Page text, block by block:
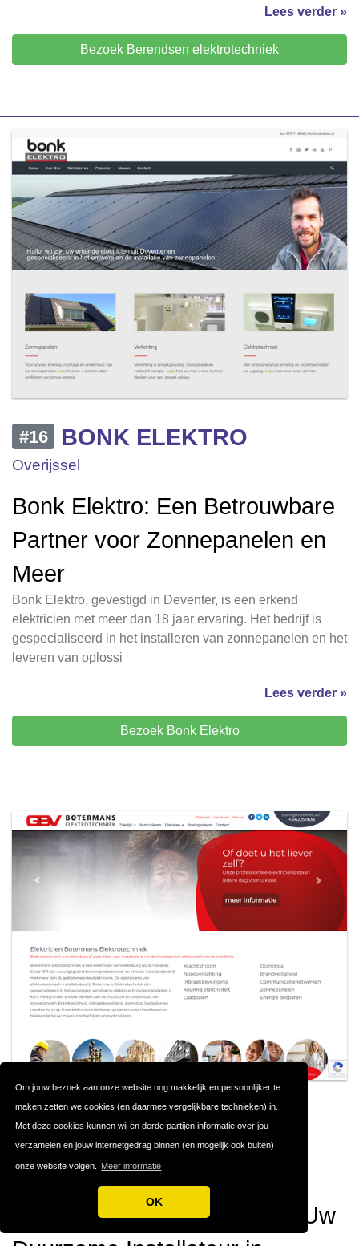
Om jouw bezoek aan onze website nog makkelijk en persoonlijker te
maken zetten we cookies (en daarmee vergelijkbare technieken) in.
Met deze cookies kunnen wij en derde partijen informatie over jou
verzamelen en jouw internetgedrag binnen (en mogelijk ook buiten)
onze website volgen. Meer informatie
OK
Lees verder »
Bezoek Berendsen elektrotechniek
#16 BONK ELEKTRO
Overijssel
Bonk Elektro: Een Betrouwbare
Partner voor Zonnepanelen en
Meer
Bonk Elektro, gevestigd in Deventer, is een erkend
elektricien met meer dan 18 jaar ervaring. Het bedrijf is
gespecialiseerd in het installeren van zonnepanelen en het
leveren van oplossi
Lees verder »
Bezoek Bonk Elektro
#17
BOTERMANS
ELEKTROTECHNIEK
Limburg
Botermans Elektrotechniek: Uw